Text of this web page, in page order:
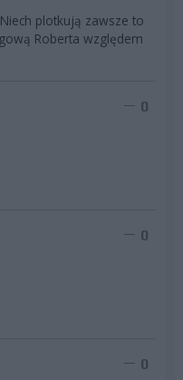
plotkują zawsze to
Roberta względem
0
0
0